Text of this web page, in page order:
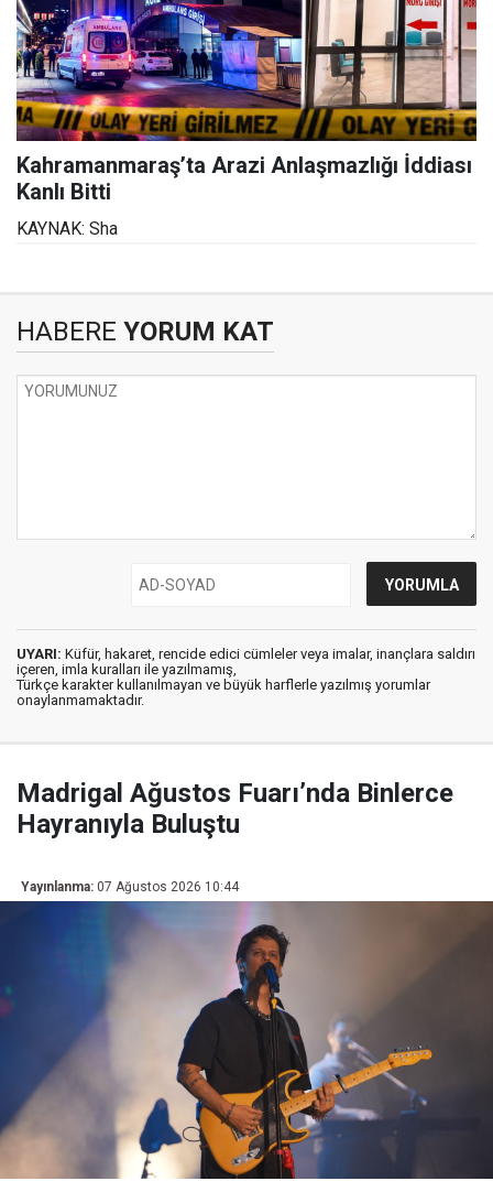
Kahramanmaraş’ta Arazi Anlaşmazlığı İddiası
Kanlı Bitti
KAYNAK: Sha
HABERE YORUM KAT
UYARI: Küfür, hakaret, rencide edici cümleler veya imalar, inançlara saldırı
içeren, imla kuralları ile yazılmamış,
Türkçe karakter kullanılmayan ve büyük harflerle yazılmış yorumlar
onaylanmamaktadır.
Madrigal Ağustos Fuarı’nda Binlerce
Hayranıyla Buluştu
Yayınlanma: 07 Ağustos 2026 10:44